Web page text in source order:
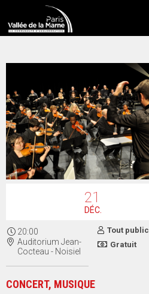
21
DÉC.
20:00
Auditorium Jean-
Cocteau - Noisiel
Tout public
Gratuit
CONCERT, MUSIQUE